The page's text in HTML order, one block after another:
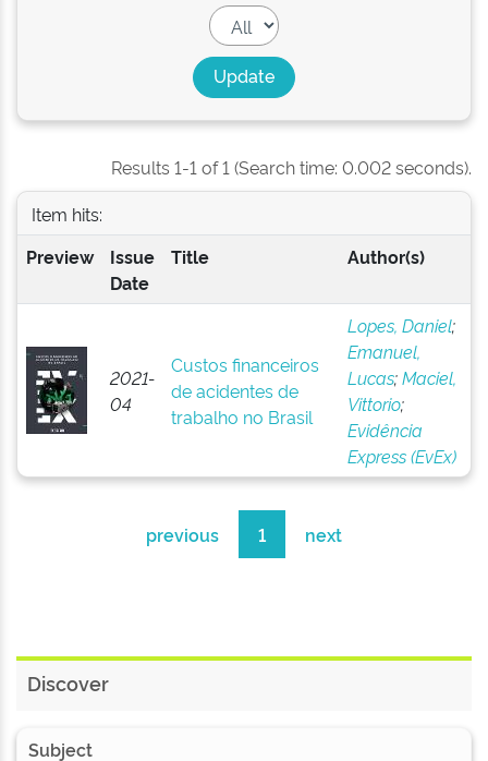
Results 1-1 of 1 (Search time: 0.002 seconds).
Item hits:
Preview
Issue
Date
Title Author(s)
2021-
04
Custos financeiros
de acidentes de
trabalho no Brasil
Lopes, Daniel;
Emanuel,
Lucas;Maciel,
Vittorio;
Evidência
Express (EvEx)
previous 1 next
Discover
Subject